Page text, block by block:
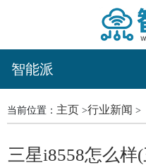
智能派
当前位置： 主页 >行业新闻 >
三星i8558怎么样